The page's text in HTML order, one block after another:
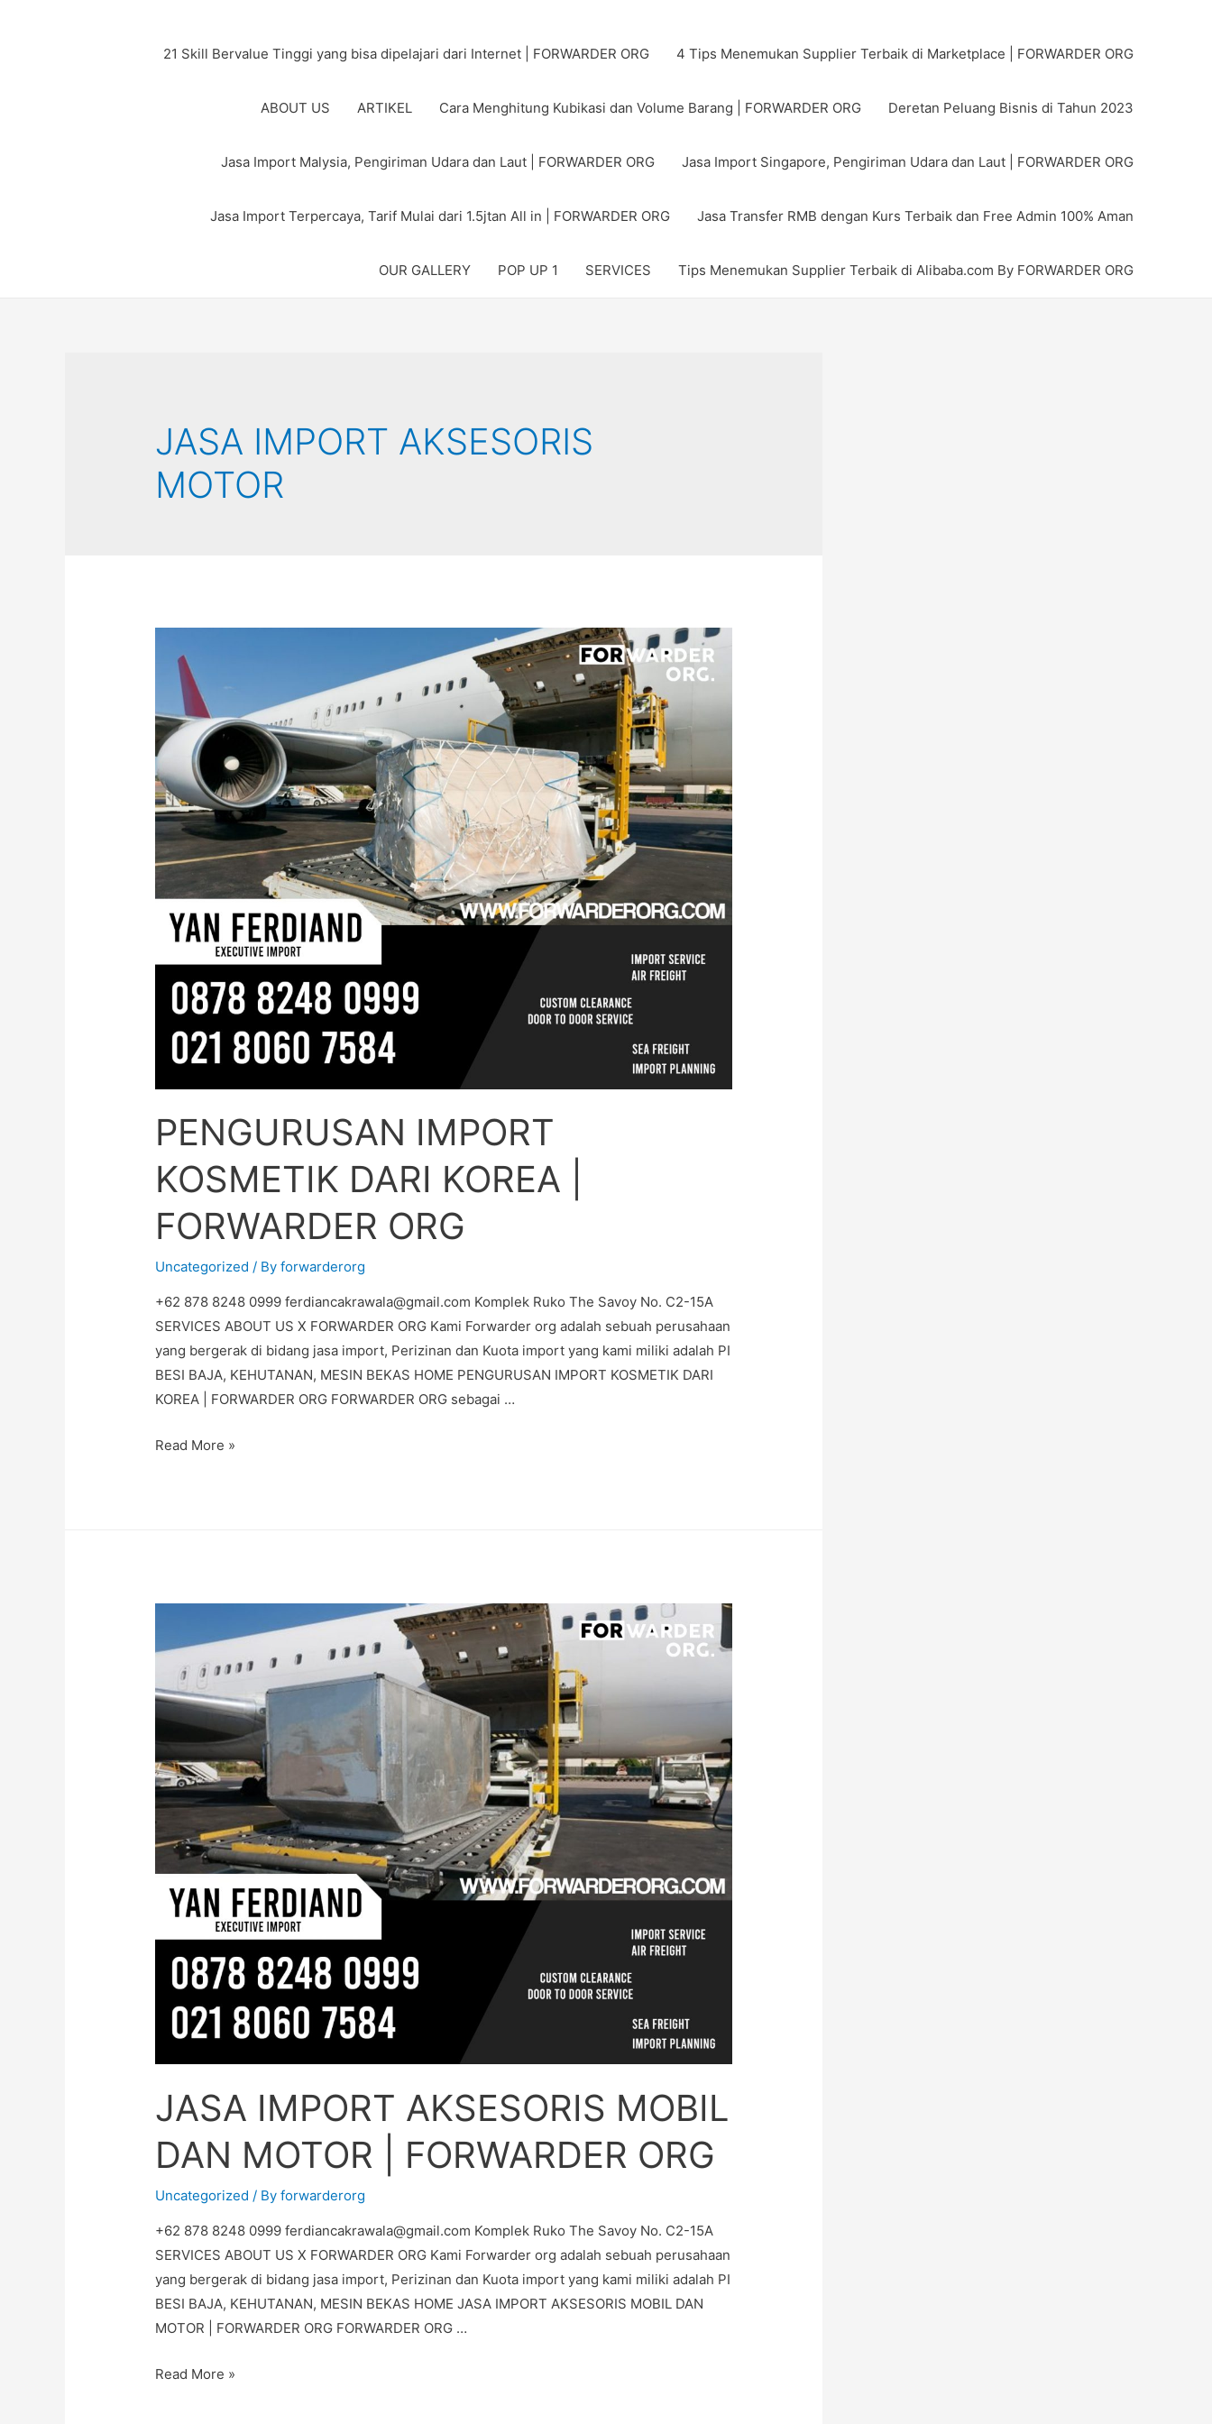
21 Skill Bervalue Tinggi yang bisa dipelajari dari Internet | FORWARDER ORG 4 Tips Menemukan Supplier Terbaik di Marketplace | FORWARDER ORG
ABOUT US ARTIKEL Cara Menghitung Kubikasi dan Volume Barang | FORWARDER ORG Deretan Peluang Bisnis di Tahun 2023
Jasa Import Malysia, Pengiriman Udara dan Laut | FORWARDER ORG Jasa Import Singapore, Pengiriman Udara dan Laut | FORWARDER ORG
Jasa Import Terpercaya, Tarif Mulai dari 1.5jtan All in | FORWARDER ORG Jasa Transfer RMB dengan Kurs Terbaik dan Free Admin 100% Aman
OUR GALLERY POP UP 1 SERVICES Tips Menemukan Supplier Terbaik di Alibaba.com By FORWARDER ORG
JASA IMPORT AKSESORIS
MOTOR
PENGURUSAN IMPORT
KOSMETIK DARI KOREA |
FORWARDER ORG
Uncategorized / Byforwarderorg
+62 878 8248 0999 ferdiancakrawala@gmail.com Komplek Ruko The Savoy No. C2-15A
SERVICES ABOUT US X FORWARDER ORG Kami Forwarder org adalah sebuah perusahaan
yang bergerak di bidang jasa import, Perizinan dan Kuota import yang kami miliki adalah PI
BESI BAJA, KEHUTANAN, MESIN BEKAS HOME PENGURUSAN IMPORT KOSMETIK DARI
KOREA | FORWARDER ORG FORWARDER ORG sebagai …
Read More »
JASA IMPORT AKSESORIS MOBIL
DAN MOTOR | FORWARDER ORG
Uncategorized / Byforwarderorg
+62 878 8248 0999 ferdiancakrawala@gmail.com Komplek Ruko The Savoy No. C2-15A
SERVICES ABOUT US X FORWARDER ORG Kami Forwarder org adalah sebuah perusahaan
yang bergerak di bidang jasa import, Perizinan dan Kuota import yang kami miliki adalah PI
BESI BAJA, KEHUTANAN, MESIN BEKAS HOME JASA IMPORT AKSESORIS MOBIL DAN
MOTOR | FORWARDER ORG FORWARDER ORG …
Read More »